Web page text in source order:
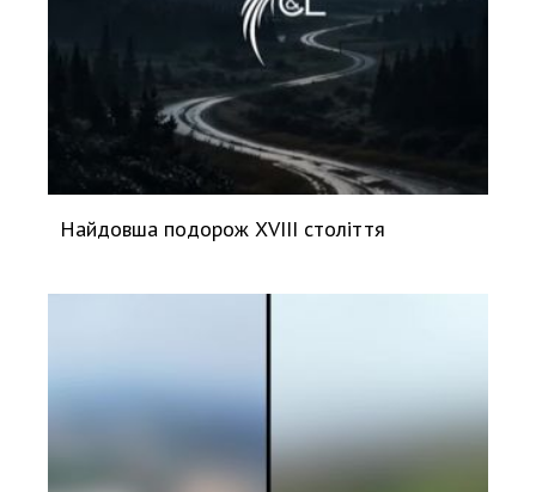
Найдовша подорож XVIII століття